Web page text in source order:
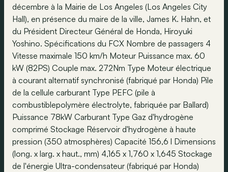
décembre à la Mairie de Los Angeles (Los Angeles City
Hall), en présence du maire de la ville, James K. Hahn, et
du Président Directeur Général de Honda, Hiroyuki
Yoshino. Spécifications du FCX Nombre de passagers 4
Vitesse maximale 150 km/h Moteur Puissance max. 60
kW (82PS) Couple max. 272Nm Type Moteur électrique
à courant alternatif synchronisé (fabriqué par Honda) Pile
de la cellule carburant Type PEFC (pile à
combustiblepolymère électrolyte, fabriquée par Ballard)
Puissance 78kW Carburant Type Gaz d'hydrogène
comprimé Stockage Réservoir d'hydrogène à haute
pression (350 atmosphères) Capacité 156,6 l Dimensions
(long. x larg. x haut., mm) 4,165 x 1,760 x 1,645 Stockage
de l'énergie Ultra-condensateur (fabriqué par Honda)